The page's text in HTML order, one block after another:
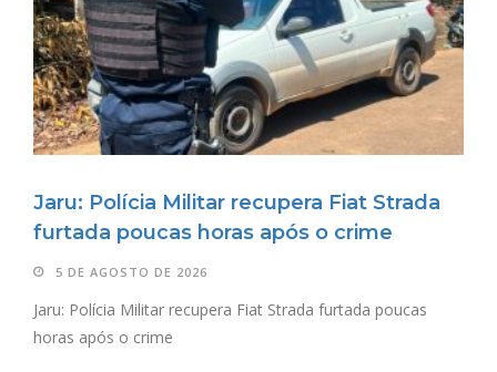
Jaru: Polícia Militar recupera Fiat Strada
furtada poucas horas após o crime
5 DE AGOSTO DE 2026
Jaru: Polícia Militar recupera Fiat Strada furtada poucas
horas após o crime